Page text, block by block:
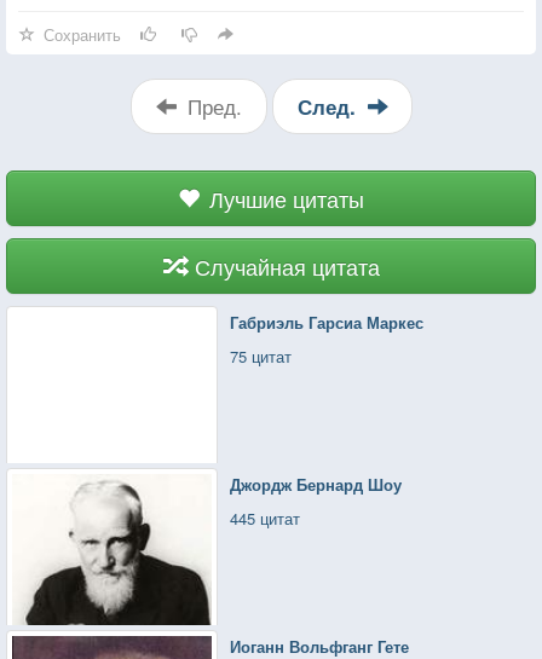
Сохранить
Пред. След.
Лучшие цитаты
Случайная цитата
Габриэль Гарсиа Маркес
75 цитат
Джордж Бернард Шоу
445 цитат
Иоганн Вольфганг Гете